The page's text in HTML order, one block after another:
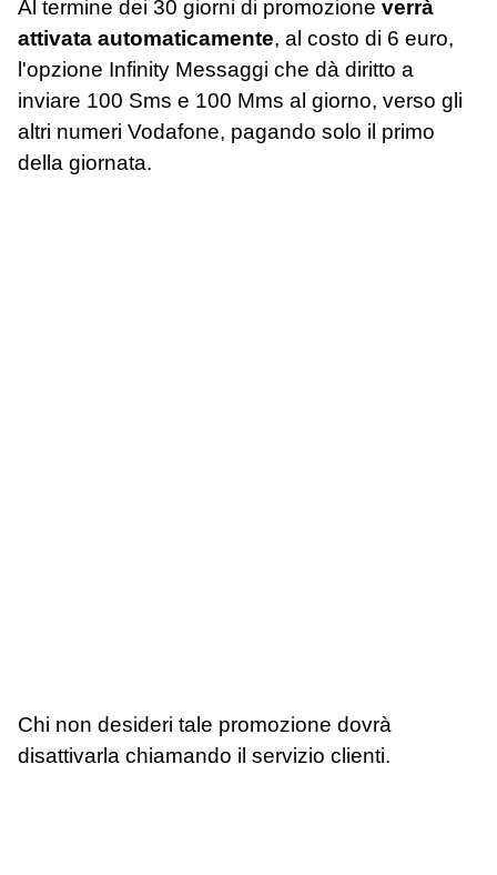
Al termine dei 30 giorni di promozione verrà
attivata automaticamente, al costo di 6 euro,
l'opzione Infinity Messaggi che dà diritto a
inviare 100 Sms e 100 Mms al giorno, verso gli
altri numeri Vodafone, pagando solo il primo
della giornata.
Chi non desideri tale promozione dovrà
disattivarla chiamando il servizio clienti.